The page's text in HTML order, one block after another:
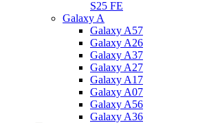
S25 FE
Galaxy A
Galaxy A57
Galaxy A26
Galaxy A37
Galaxy A27
Galaxy A17
Galaxy A07
Galaxy A56
Galaxy A36